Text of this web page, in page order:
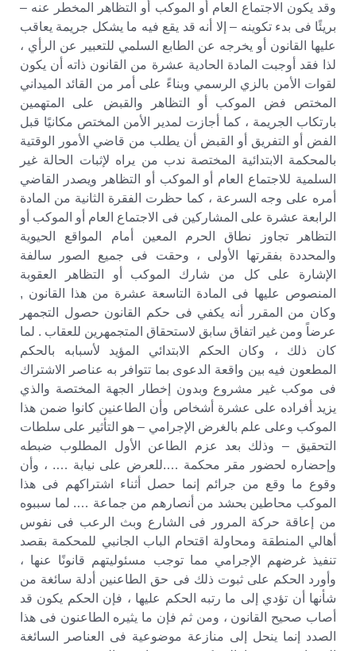
وقد يكون الاجتماع العام أو الموكب أو التظاهر المخطر عنه –
بريئًا فى بدء تكوينه – إلا أنه قد يقع فيه ما يشكل جريمة يعاقب
عليها القانون أو يخرجه عن الطابع السلمي للتعبير عن الرأي ،
لذا فقد أوجبت المادة الحادية عشرة من القانون ذاته أن يكون
لقوات الأمن بالزي الرسمي وبناءً على أمر من القائد الميداني
المختص فض الموكب أو التظاهر والقبض على المتهمين
بارتكاب الجريمة ، كما أجازت لمدير الأمن المختص مكانيًا قبل
الفض أو التفريق أو القبض أن يطلب من قاضي الأمور الوقتية
بالمحكمة الابتدائية المختصة ندب من يراه لإثبات الحالة غير
السلمية للاجتماع العام أو الموكب أو التظاهر ويصدر القاضي
أمره على وجه السرعة ، كما حظرت الفقرة الثانية من المادة
الرابعة عشرة على المشاركين فى الاجتماع العام أو الموكب أو
التظاهر تجاوز نطاق الحرم المعين أمام المواقع الحيوية
والمحددة بفقرتها الأولى ، وحقت فى جميع الصور سالفة
الإشارة على كل من شارك الموكب أو التظاهر العقوبة
المنصوص عليها فى المادة التاسعة عشرة من هذا القانون ,
وكان من المقرر أنه يكفي فى حكم القانون حصول التجمهر
عرضاً ومن غير اتفاق سابق لاستحقاق المتجمهرين للعقاب . لما
كان ذلك ، وكان الحكم الابتدائي المؤيد لأسبابه بالحكم
المطعون فيه بين واقعة الدعوى بما تتوافر به عناصر الاشتراك
فى موكب غير مشروع وبدون إخطار الجهة المختصة والذي
يزيد أفراده على عشرة أشخاص وأن الطاعنين كانوا ضمن هذا
الموكب وعلى علم بالغرض الإجرامي – هو التأثير على سلطات
التحقيق – وذلك بعد عزم الطاعن الأول المطلوب ضبطه
وإحضاره لحضور مقر محكمة ….للعرض على نيابة …. ، وأن
وقوع ما وقع من جرائم إنما حصل أثناء اشتراكهم فى هذا
الموكب محاطين بحشد من أنصارهم من جماعة …. لما سببوه
من إعاقة حركة المرور فى الشارع وبث الرعب فى نفوس
أهالي المنطقة ومحاولة اقتحام الباب الجانبي للمحكمة بقصد
تنفيذ غرضهم الإجرامي مما توجب مسئوليتهم قانونًا عنها ،
وأورد الحكم على ثبوت ذلك فى حق الطاعنين أدلة سائغة من
شأنها أن تؤدي إلى ما رتبه الحكم عليها ، فإن الحكم يكون قد
أصاب صحيح القانون ، ومن ثم فإن ما يثيره الطاعنون فى هذا
الصدد إنما ينحل إلى منازعة موضوعية فى العناصر السائغة